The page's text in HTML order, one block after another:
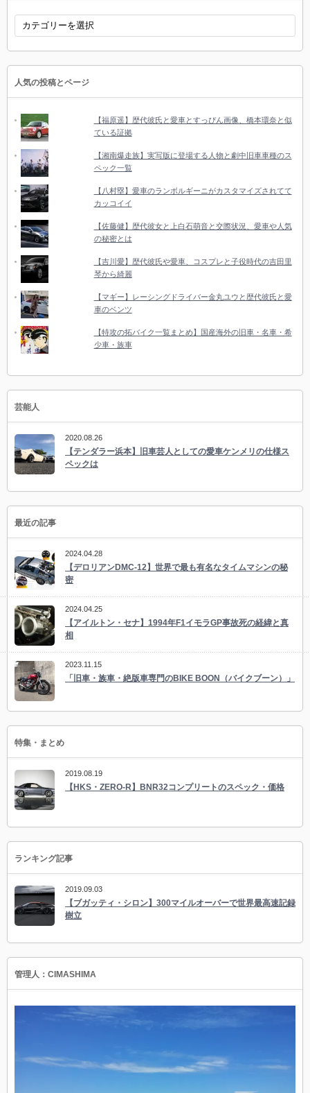
カ
ゴ
リ
人気の投稿とページ
【福原遥】歴代彼氏と愛車とすっぴん画像、橋本環奈と似
ている証拠
【湘南爆走族】実写版に登場する人物と劇中旧車車種のス
ペック一覧
【八村塁】愛車のランボルギーニがカスタマイズされてて
カッコイイ
【佐藤健】歴代彼女と上白石萌音と交際状況、愛車や人気
の秘密とは
【吉川愛】歴代彼氏や愛車、コスプレと子役時代の吉田里
琴から綺麗
【マギー】レーシングドライバー金丸ユウと歴代彼氏と愛
車のベンツ
【特攻の拓バイク一覧まとめ】国産海外の旧車・名車・希
少車・族車
芸能人
2020.08.26
【テンダラー浜本】旧車芸人としての愛車ケンメリの仕様ス
ペックは
最近の記事
2024.04.28
【デロリアンDMC-12】世界で最も有名なタイムマシンの秘
密
2024.04.25
【アイルトン・セナ】1994年F1イモラGP事故死の経緯と真
相
2023.11.15
「旧車・族車・絶版車専門のBIKE BOON（バイクブーン）」
特集・まとめ
2019.08.19
【HKS・ZERO-R】BNR32コンプリートのスペック・価格
ランキング記事
2019.09.03
【ブガッティ・シロン】300マイルオーバーで世界最高速記録
樹立
管理人：CIMASHIMA